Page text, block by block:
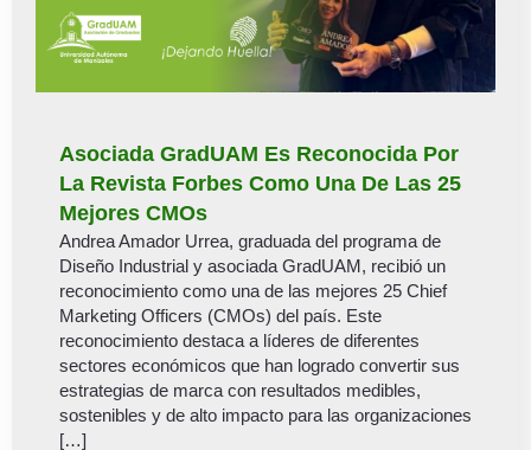
Asociada GradUAM Es Reconocida Por
La Revista Forbes Como Una De Las 25
Mejores CMOs
Andrea Amador Urrea, graduada del programa de
Diseño Industrial y asociada GradUAM, recibió un
reconocimiento como una de las mejores 25 Chief
Marketing Officers (CMOs) del país. Este
reconocimiento destaca a líderes de diferentes
sectores económicos que han logrado convertir sus
estrategias de marca con resultados medibles,
sostenibles y de alto impacto para las organizaciones
[…]